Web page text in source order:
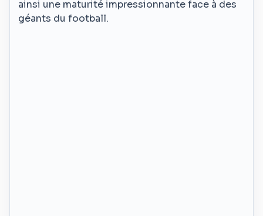
ainsi une maturité impressionnante face à des
géants du football.